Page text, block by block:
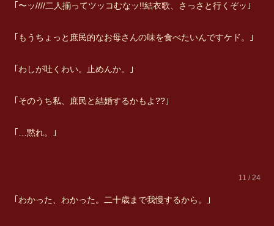
｢〜ッ////二人揃ってツッコむなッ!!結衣歌、さっさと行くぞッ｣
｢もうちょっと庶民的なお母さんの味を食べたいんですケド。｣
｢わしが吐くわい。止めんか。｣
｢そのうち私、庶民と結婚するかもよ??｣
｢…黙れ。｣
11 / 24
｢わかった、わかった。二十歳まで我慢するから。｣